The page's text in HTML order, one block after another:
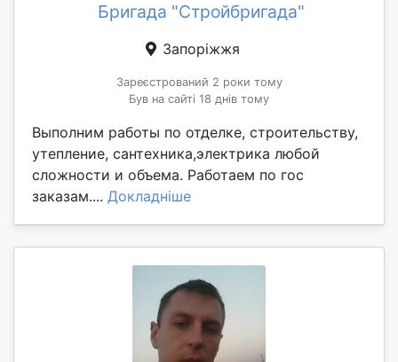
Бригада "Стройбригада"
Запоріжжя
Зареєстрований 2 роки тому
Був на сайті 18 днів тому
Выполним работы по отделке, строительству,
утепление, сантехника,электрика любой
сложности и объема. Работаем по гос
заказам.... Докладніше